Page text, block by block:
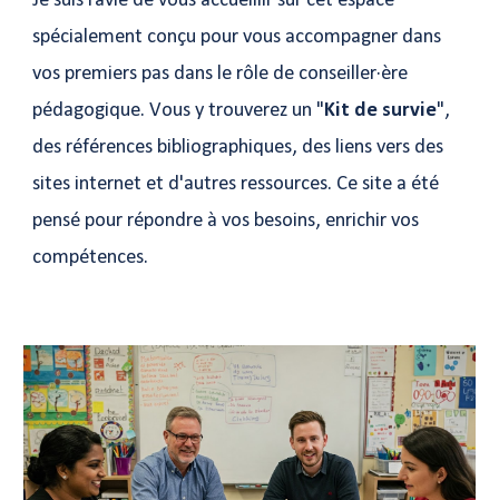
spécialement conçu pour vous accompagner dans
vos premiers pas dans le rôle de conseiller·ère
pédagogique. Vous y trouverez un "Kit de survie",
des références bibliographiques, des liens vers des
sites internet et d'autres ressources. Ce site a été
pensé pour répondre à vos besoins, enrichir vos
compétences.